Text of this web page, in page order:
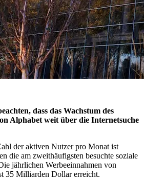
dass das Wachstum des
Alphabet weit über die Internetsuche
der aktiven Nutzer pro Monat ist
die am zweithäufigsten besuchte soziale
jährlichen Werbeeinnahmen von
35 Milliarden Dollar erreicht.